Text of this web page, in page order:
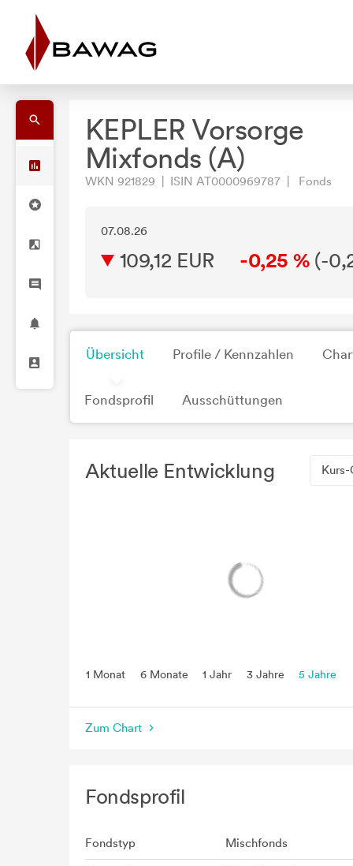
KEPLER Vorsorge
Mixfonds (A)
WKN 921829 | ISIN AT0000969787 | Fonds
07.08.26
109,12 EUR -0,25 % (-
Übersicht Profile / Kennzahlen
Fondsprofil Ausschüttungen
Aktuelle Entwicklung Kurs-
1 Monat 6 Monate 1 Jahr 3 Jahre 5 Jahre
Zum Chart
Fondsprofil
Fondstyp Mischfonds